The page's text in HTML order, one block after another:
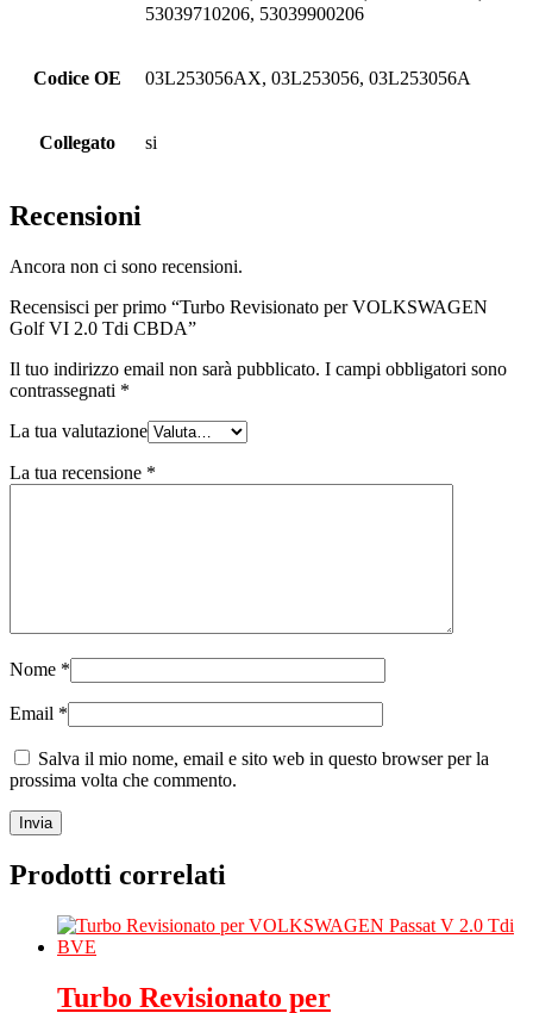
53039710206, 53039900206
Codice OE 03L253056AX, 03L253056, 03L253056A
Collegato si
Recensioni
Ancora non ci sono recensioni.
Recensisci per primo “Turbo Revisionato per VOLKSWAGEN
Golf VI 2.0 Tdi CBDA”
Il tuo indirizzo email non sarà pubblicato. I campi obbligatori sono
contrassegnati *
La tua valutazione
La tua recensione *
Nome *
Email *
Salva il mio nome, email e sito web in questo browser per la
prossima volta che commento.
Prodotti correlati
Turbo Revisionato per